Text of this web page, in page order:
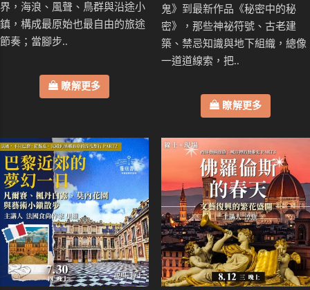
界，海浪、風聲、鳥群與沿途小
鎮，構成最原始也最自由的旅途
節奏；當腳步..
瞭解更多
鬼》到最新作品《秘密中的秘
密》，那些神祕符號、古老建
築、禁忌知識與地下組織，總像
一道道線索，把..
瞭解更多